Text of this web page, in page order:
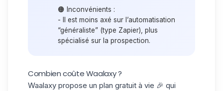
🟠 Inconvénients :
- Il est moins axé sur l’automatisation
“généraliste” (type Zapier), plus
spécialisé sur la prospection.
Combien coûte Waalaxy ?
Waalaxy propose un plan gratuit à vie 🎉 qui